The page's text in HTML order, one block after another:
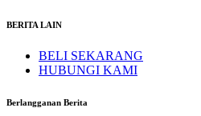
BERITA LAIN
BELI SEKARANG
HUBUNGI KAMI
Berlangganan Berita